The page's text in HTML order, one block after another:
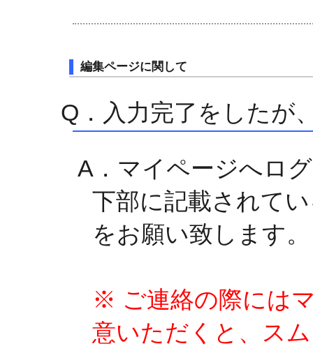
編集ページに関して
Q．入力完了をしたが
A．マイページへロ
下部に記載されて
をお願い致します。
※ ご連絡の際には
意いただくと、ス